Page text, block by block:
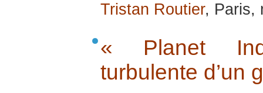
Tristan Routier, Paris,
« Planet
turbulente d’un